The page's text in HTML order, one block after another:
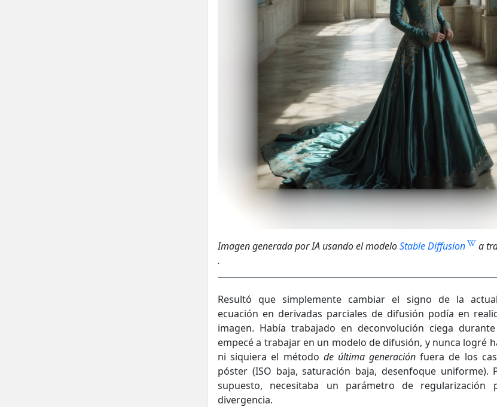
Imagen generada por IA usando el modeloStable Diffusion a
.
Resultó que simplemente cambiar el signo de la
ecuación en derivadas parciales de difusión podía en
imagen. Había trabajado en deconvolución ciega
empecé a trabajar en un modelo de difusión, y nunca logré
ni siquiera el método de última generación fuera de los
póster (ISO baja, saturación baja, desenfoque uniforme).
supuesto, necesitaba un parámetro de regularización
divergencia.